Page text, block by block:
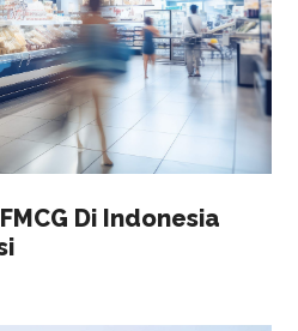
Di Indonesia